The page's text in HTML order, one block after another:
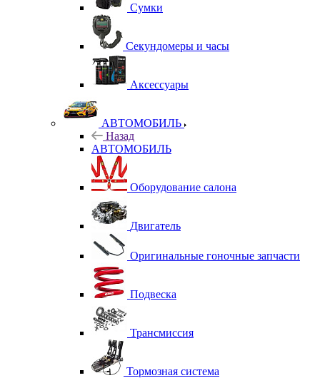
Сумки
Секундомеры и часы
Аксессуары
АВТОМОБИЛЬ
Назад
АВТОМОБИЛЬ
Оборудование салона
Двигатель
Оригинальные гоночные запчасти
Подвеска
Трансмиссия
Тормозная система